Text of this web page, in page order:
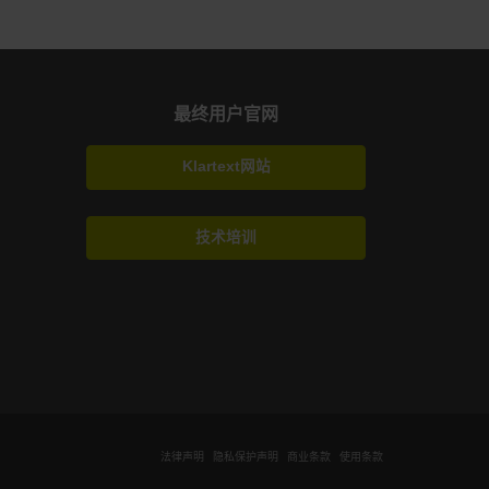
最终用户官网
Klartext网站
技术培训
法律声明 隐私保护声明 商业条款 使用条款